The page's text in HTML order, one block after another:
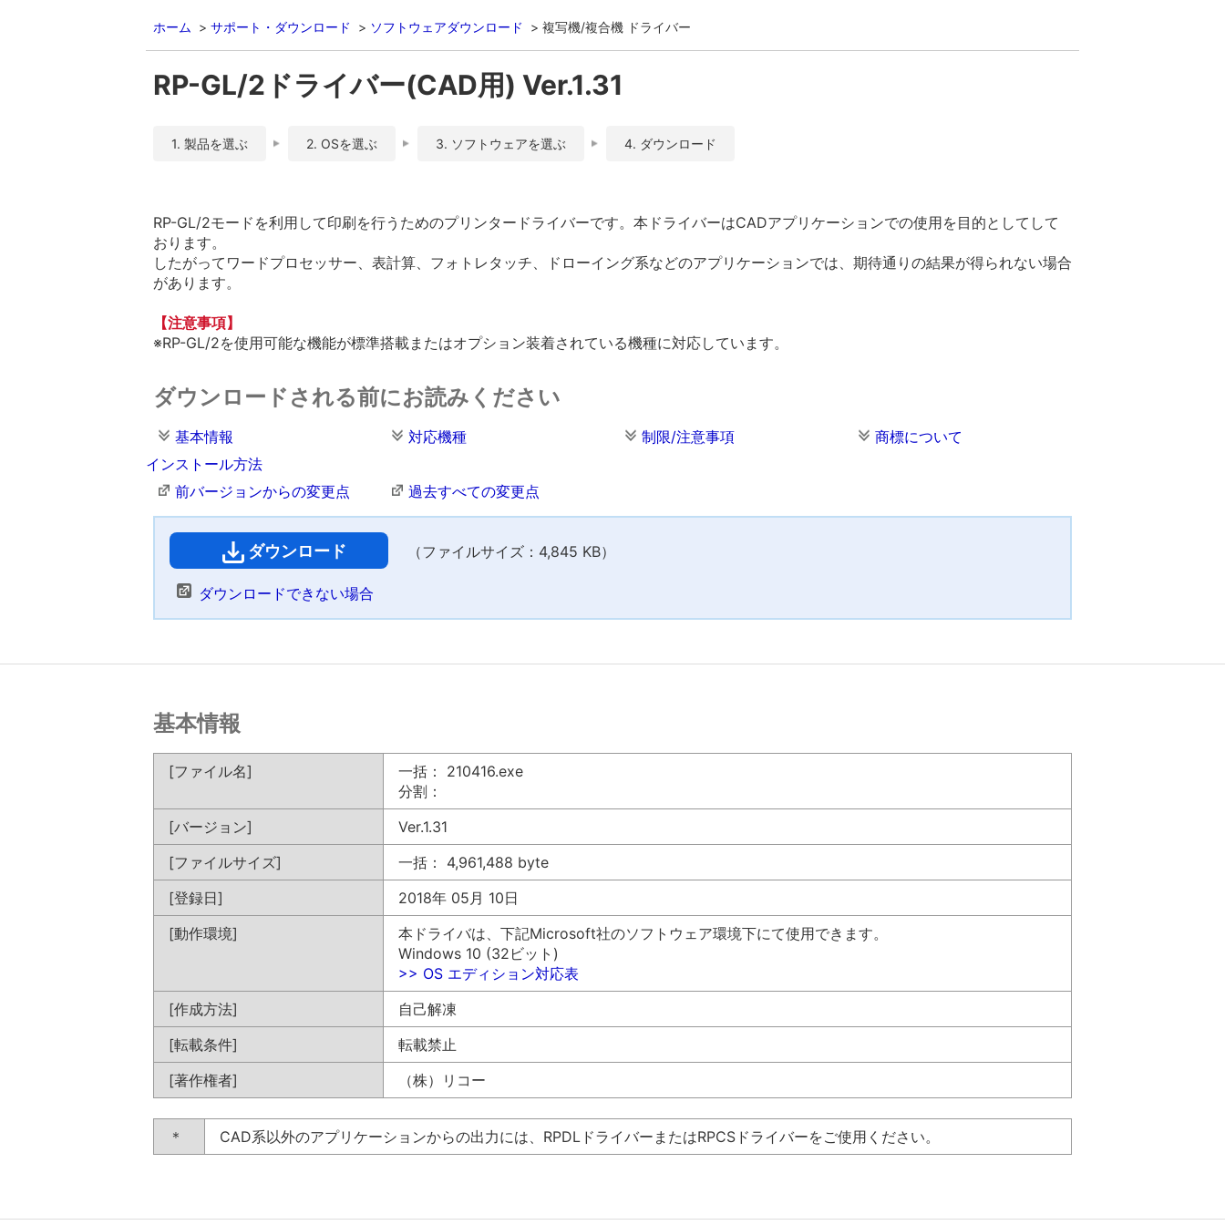
ホーム サポート・ダウンロード ソフトウェアダウンロード 複写機/複合機 ドライバー
RP-GL/2ドライバー(CAD用) Ver.1.31
1. 製品を選ぶ 2. OSを選ぶ 3. ソフトウェアを選ぶ 4. ダウンロード
RP-GL/2モードを利用して印刷を行うためのプリンタードライバーです。本ドライバーはCADアプリケーションでの使用を目的としてして
おります。
したがってワードプロセッサー、表計算、フォトレタッチ、ドローイング系などのアプリケーションでは、期待通りの結果が得られない場合
があります。
【注意事項】
※RP-GL/2を使用可能な機能が標準搭載またはオプション装着されている機種に対応しています。
ダウンロードされる前にお読みください
基本情報 対応機種 制限/注意事項
商標について
インストール方法
前バージョンからの変更点
過去すべての変更点
ダウンロード （ファイルサイズ：4,845 KB）
ダウンロードできない場合
基本情報
[ファイル名]
一括： 210416.exe
分割：
[バージョン]
Ver.1.31
[ファイルサイズ]
一括： 4,961,488 byte
[登録日]
2018年 05月 10日
[動作環境]
本ドライバは、下記Microsoft社のソフトウェア環境下にて使用できます。
Windows 10 (32ビット)
>> OS エディション対応表
[作成方法]
自己解凍
[転載条件]
転載禁止
[著作権者]
（株）リコー
＊ CAD系以外のアプリケーションからの出力には、RPDLドライバーまたはRPCSドライバーをご使用ください。